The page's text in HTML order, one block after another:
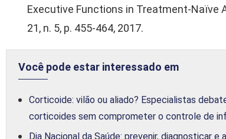
Executive Functions in Treatment-Naïve
21, n. 5, p. 455-464, 2017.
Você pode estar interessado em
Corticoide: vilão ou aliado? Especialistas
corticoides sem comprometer o controle de
Dia Nacional da Saúde: prevenir, diagnosticar e